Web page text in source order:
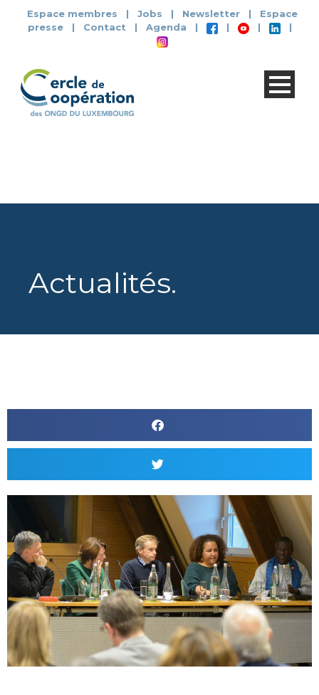
Espace membres | Jobs | Newsletter |
Espace
presse
| Contact | Agenda | | | |
Actualités.